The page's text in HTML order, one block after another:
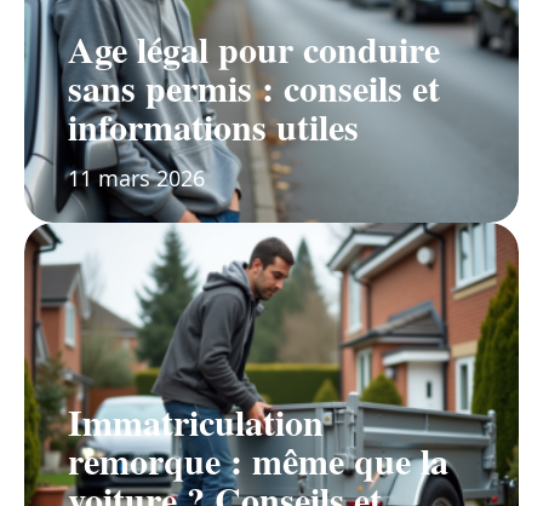
Age légal pour conduire
sans permis : conseils et
informations utiles
11 mars 2026
Immatriculation
remorque : même que la